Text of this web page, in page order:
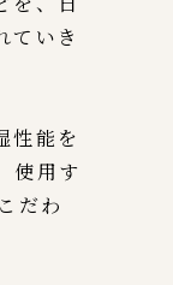
ていき
性能を
使用す
だわ